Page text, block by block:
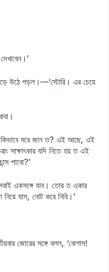
উঠে পড়ল।—‘স্টোরি। এর চেয়ে
কিভাবে মরে জান ত? এই আছে, এই
সাক্ষাৎকার যদি নিতে হয় ত এই
পাবো?’
একসঙ্গে যাব। তোর ত একার
যাস, নোট করে নিবি।’
জোরের সঙ্গে বলল, ‘বোগাস!